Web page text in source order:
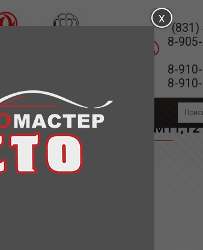
(831)
8-
8-
8-
передняя Т11,М11,Т21(аналог корея)
передняя